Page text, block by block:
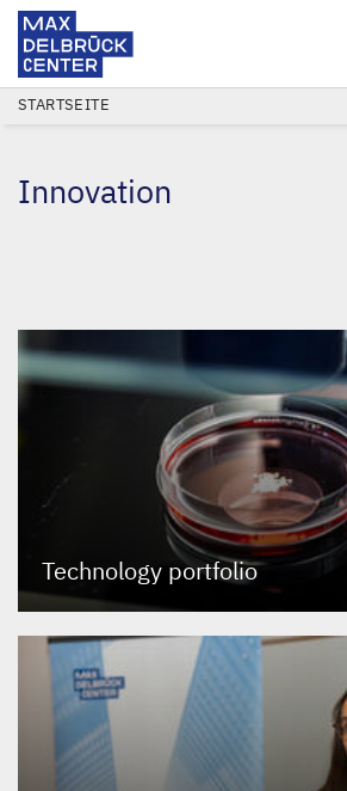
Direkt
Center
PFADNAVIGATION
STARTSEITE
Innovation
Technology portfolio